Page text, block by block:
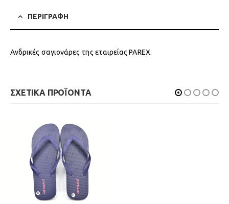
ΠΕΡΙΓΡΑΦΗ
Ανδρικές σαγιονάρες της εταιρείας PAREX.
ΣΧΕΤΙΚΑ ΠΡΟΪΟΝΤΑ